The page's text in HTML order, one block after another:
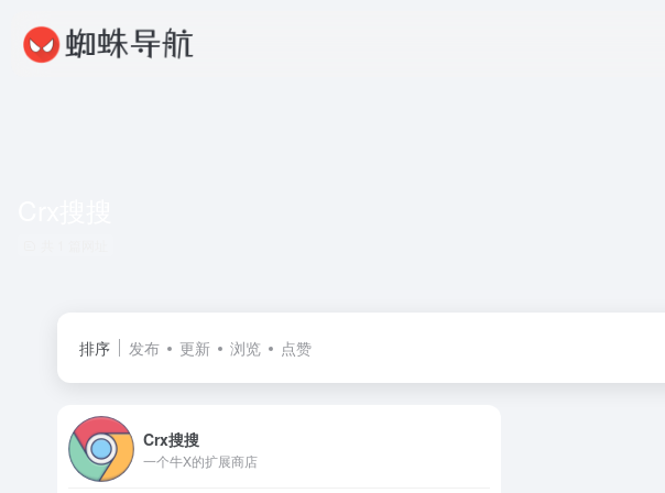
排序 发布 更新 浏览 点赞
Crx搜搜
一个牛X的扩展商店